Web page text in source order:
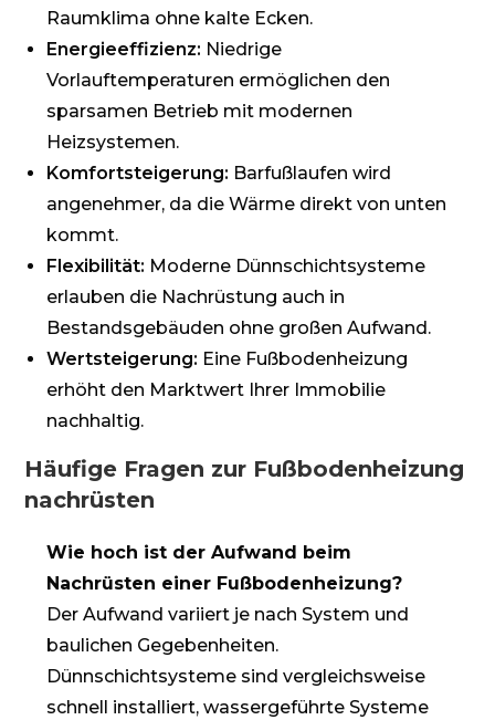
Raumklima ohne kalte Ecken.
Energieeffizienz: Niedrige
Vorlauftemperaturen ermöglichen den
sparsamen Betrieb mit modernen
Heizsystemen.
Komfortsteigerung: Barfußlaufen wird
angenehmer, da die Wärme direkt von unten
kommt.
Flexibilität: Moderne Dünnschichtsysteme
erlauben die Nachrüstung auch in
Bestandsgebäuden ohne großen Aufwand.
Wertsteigerung: Eine Fußbodenheizung
erhöht den Marktwert Ihrer Immobilie
nachhaltig.
Häufige Fragen zur Fußbodenheizung
nachrüsten
Wie hoch ist der Aufwand beim
Nachrüsten einer Fußbodenheizung?
Der Aufwand variiert je nach System und
baulichen Gegebenheiten.
Dünnschichtsysteme sind vergleichsweise
schnell installiert, wassergeführte Systeme